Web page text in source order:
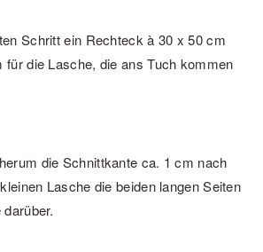
Schritt ein Rechteck à 30 x 50 cm
die Lasche, die ans Tuch kommen
die Schnittkante ca. 1 cm nach
Lasche die beiden langen Seiten